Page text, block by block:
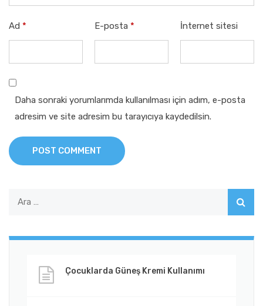
Ad * E-posta * İnternet sitesi
Daha sonraki yorumlarımda kullanılması için adım, e-posta
adresim ve site adresim bu tarayıcıya kaydedilsin.
POST COMMENT
Çocuklarda Güneş Kremi Kullanımı